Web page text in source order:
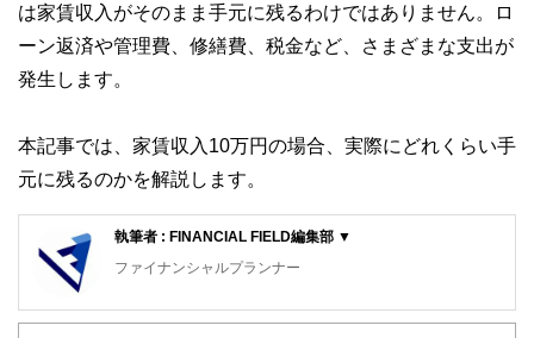
は家賃収入がそのまま手元に残るわけではありません。ロ
ーン返済や管理費、修繕費、税金など、さまざまな支出が
発生します。
本記事では、家賃収入10万円の場合、実際にどれくらい手
元に残るのかを解説します。
執筆者 : FINANCIAL FIELD編集部 ▼
ファイナンシャルプランナー
FinancialField編集部は、金融、経済に関する記事を、日々